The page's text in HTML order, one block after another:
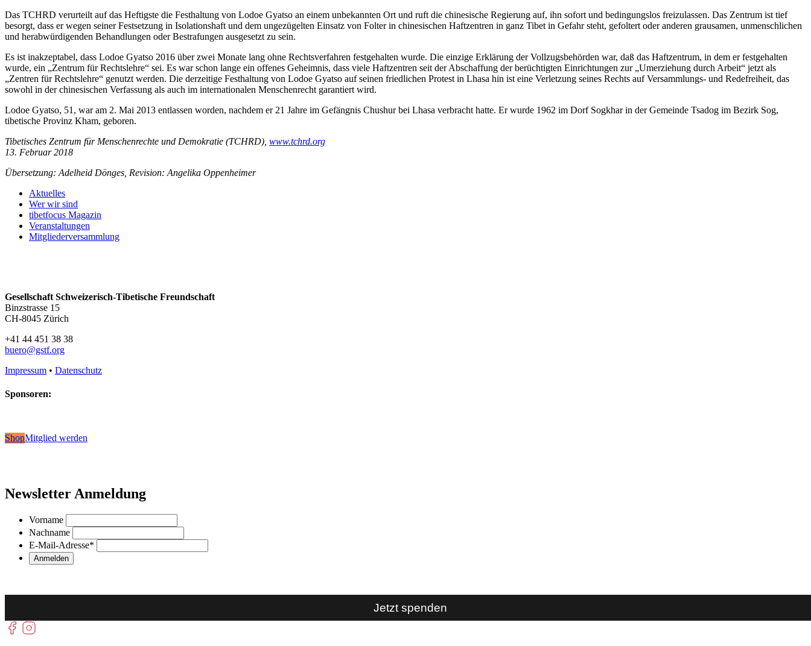
Das TCHRD verurteilt auf das Heftigste die Festhaltung von Lodoe Gyatso an einem unbekannten Ort und ruft die chinesische Regierung auf, ihn sofort und bedingungslos freizulassen. Das Zentrum ist tief
besorgt, dass er wegen seiner Festsetzung in Isolationshaft und dem ungezügelten Einsatz von Folter in chinesischen Haftzentren in ganz Tibet in Gefahr steht, gefoltert oder anderen grausamen, unmenschlichen
und herabwürdigenden Behandlungen oder Bestrafungen ausgesetzt zu sein.
Es ist inakzeptabel, dass Lodoe Gyatso 2016 über zwei Monate lang ohne Rechtsverfahren festgehalten wurde. Die einzige Erklärung der Vollzugsbehörden war, daß das Haftzentrum, in dem er festgehalten
wurde, ein „Zentrum für Rechtslehre“ sei. Es war schon lange ein offenes Geheimnis, dass viele Haftzentren seit der Abschaffung der berüchtigten Einrichtungen zur „Umerziehung durch Arbeit“ jetzt als
„Zentren für Rechtslehre“ genutzt werden. Die derzeitige Festhaltung von Lodoe Gyatso auf seinen friedlichen Protest in Lhasa hin ist eine Verletzung seines Rechts auf Versammlungs- und Redefreiheit, das
sowohl in der chinesischen Verfassung als auch im internationalen Menschenrecht garantiert wird.
Lodoe Gyatso, 51, war am 2. Mai 2013 entlassen worden, nachdem er 21 Jahre im Gefängnis Chushur bei Lhasa verbracht hatte. Er wurde 1962 im Dorf Sogkhar in der Gemeinde Tsadog im Bezirk Sog,
tibetische Provinz Kham, geboren.
Tibetisches Zentrum für Menschenrechte und Demokratie (TCHRD), www.tchrd.org
13. Februar 2018
Übersetzung: Adelheid Dönges, Revision: Angelika Oppenheimer
Aktuelles
Wer wir sind
tibetfocus Magazin
Veranstaltungen
Mitgliederversammlung
Gesellschaft Schweizerisch-Tibetische Freundschaft
Binzstrasse 15
CH-8045 Zürich
+41 44 451 38 38
buero@gstf.org
Impressum • Datenschutz
Sponsoren:
ShopMitglied werden
Newsletter Anmeldung
Vorname
Nachname
E-Mail-Adresse*
Jetzt spenden